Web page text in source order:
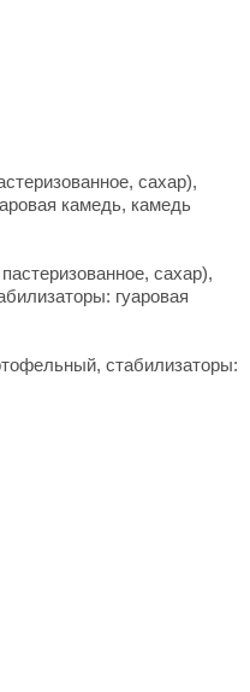
сахар),
камедь, камедь
сахар),
гуаровая
стабилизаторы: